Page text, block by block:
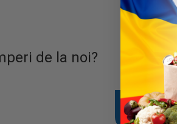
de la noi?